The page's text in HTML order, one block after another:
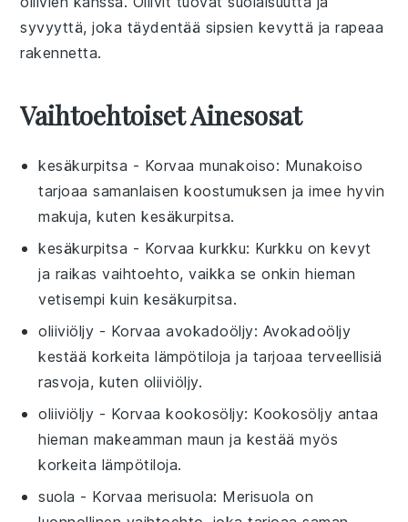
syvyyttä, joka täydentää sipsien kevyttä ja rapeaa
rakennetta.
Vaihtoehtoiset Ainesosat
kesäkurpitsa - Korvaamunakoiso: Munakoiso
tarjoaa samanlaisen koostumuksen ja imee hyvin
makuja, kuten kesäkurpitsa.
kesäkurpitsa - Korvaakurkku: Kurkku on kevyt
ja raikas vaihtoehto, vaikka se onkin hieman
vetisempi kuin kesäkurpitsa.
oliiviöljy - Korvaaavokadoöljy: Avokadoöljy
kestää korkeita lämpötiloja ja tarjoaa terveellisiä
rasvoja, kuten oliiviöljy.
oliiviöljy - Korvaakookosöljy: Kookosöljy antaa
hieman makeamman maun ja kestää myös
korkeita lämpötiloja.
suola - Korvaa merisuola: Merisuola on